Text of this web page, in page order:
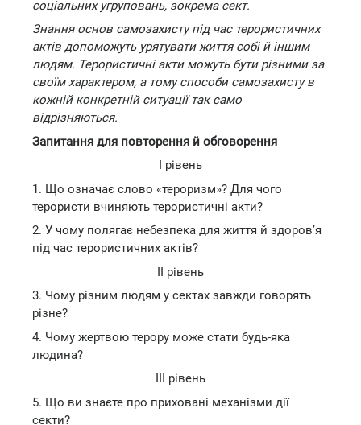
соціальних угруповань, зокрема сект.
Знання основ самозахисту під час терористичних
актів допоможуть урятувати життя собі й іншим
людям. Терористичні акти можуть бути різними за
своїм характером, а тому способи самозахисту в
кожній конкретній ситуації так само
відрізняються.
Запитання для повторення й обговорення
І рівень
1. Що означає слово «тероризм»? Для чого
терористи вчиняють терористичні акти?
2. У чому полягає небезпека для життя й здоров’я
під час терористичних актів?
II рівень
3. Чому різним людям у сектах завжди говорять
різне?
4. Чому жертвою терору може стати будь-яка
людина?
III рівень
5. Що ви знаєте про приховані механізми дії
секти?